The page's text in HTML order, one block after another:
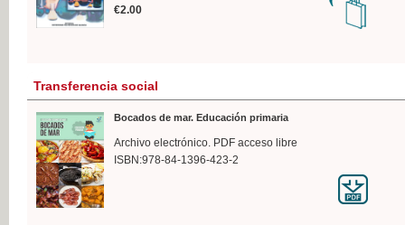
€2.00
Transferencia social
Bocados de mar. Educación primaria
Archivo electrónico. PDF acceso libre
ISBN:978-84-1396-423-2